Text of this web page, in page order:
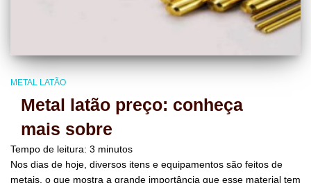
METAL LATÃO
Metal latão preço: conheça
mais sobre
Tempo de leitura: 3 minutos
Nos dias de hoje, diversos itens e equipamentos são feitos de
metais, o que mostra a grande importância que esse material tem